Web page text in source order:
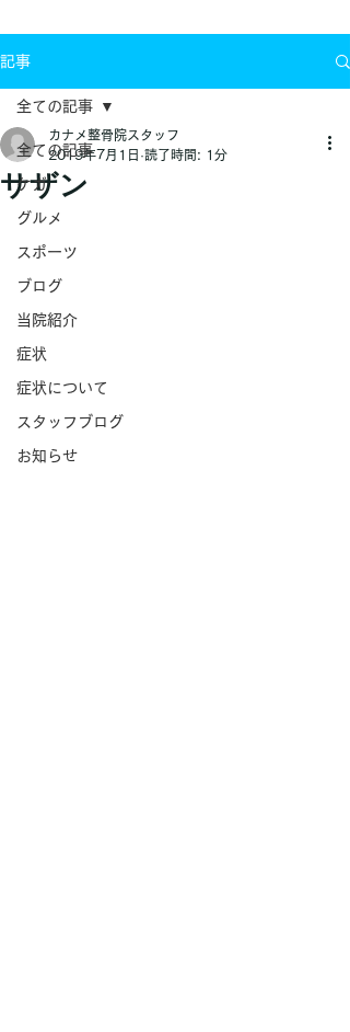
記事
全ての記事
ケガ
グルメ
スポーツ
ブログ
当院紹介
症状
症状について
スタッフブログ
お知らせ
全ての記事
サザン
カナメ整骨院スタッフ
2019年7月1日 読了時間: 1分